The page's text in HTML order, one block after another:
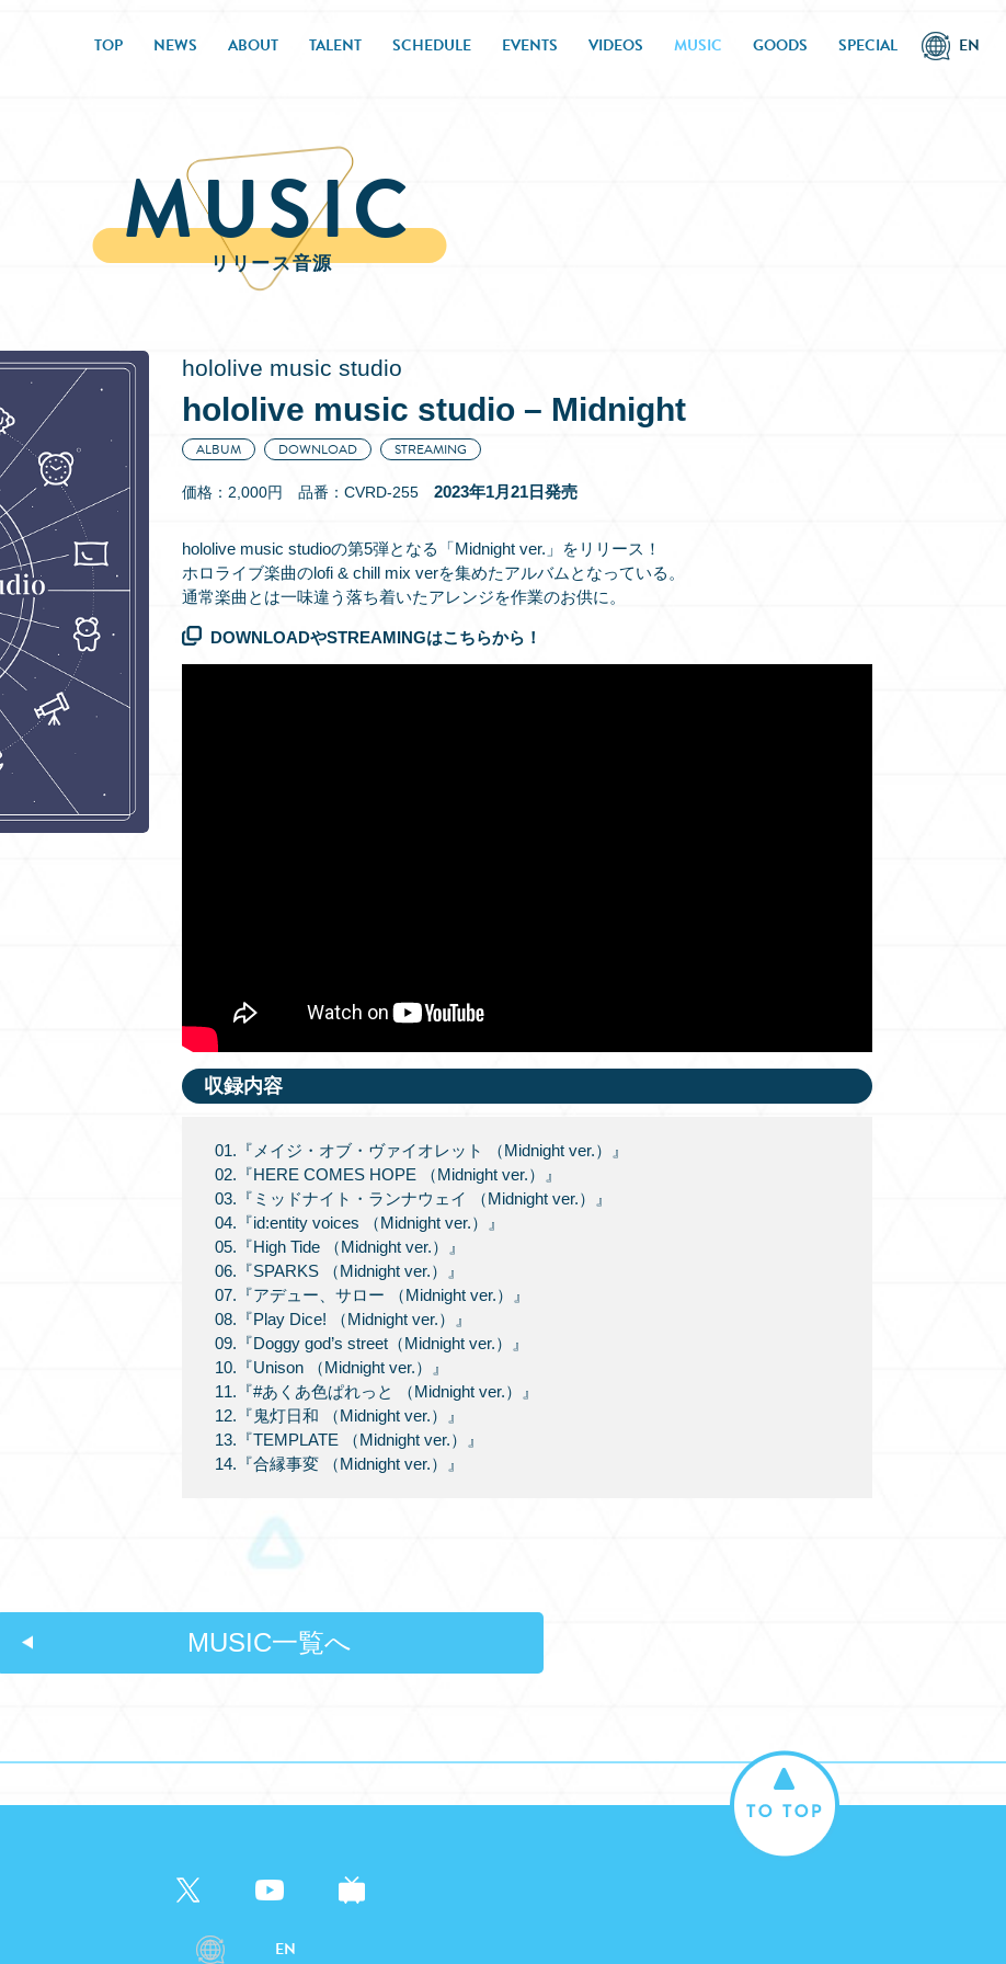
TOP NEWS ABOUT TALENT SCHEDULE EVENTS VIDEOS MUSIC GOODS SPECIAL EN
MUSIC
リリース音源
hololive music studio
hololive music studio – Midnight
ALBUM DOWNLOAD STREAMING
価格：2,000円 品番：CVRD-255 2023年1月21日発売
hololive music studioの第5弾となる「Midnight ver.」をリリース！
ホロライブ楽曲のlofi & chill mix verを集めたアルバムとなっている。
通常楽曲とは一味違う落ち着いたアレンジを作業のお供に。
DOWNLOADやSTREAMINGはこちらから！
収録内容
01.『メイジ・オブ・ヴァイオレット （Midnight ver.）』
02.『HERE COMES HOPE （Midnight ver.）』
03.『ミッドナイト・ランナウェイ （Midnight ver.）』
04.『id:entity voices （Midnight ver.）』
05.『High Tide （Midnight ver.）』
06.『SPARKS （Midnight ver.）』
07.『アデュー、サロー （Midnight ver.）』
08.『Play Dice! （Midnight ver.）』
09.『Doggy god’s street（Midnight ver.）』
10.『Unison （Midnight ver.）』
11.『#あくあ色ぱれっと （Midnight ver.）』
12.『鬼灯日和 （Midnight ver.）』
13.『TEMPLATE （Midnight ver.）』
14.『合縁事変 （Midnight ver.）』
MUSIC一覧へ
EN